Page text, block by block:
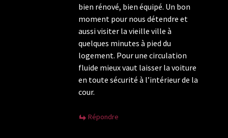
bien rénové, bien équipé. Un bon
moment pour nous détendre et
aussi visiter la vieille ville à
quelques minutes à pied du
logement. Pour une circulation
fluide mieux vaut laisser la voiture
en toute sécurité à l’intérieur de la
cour.
Répondre